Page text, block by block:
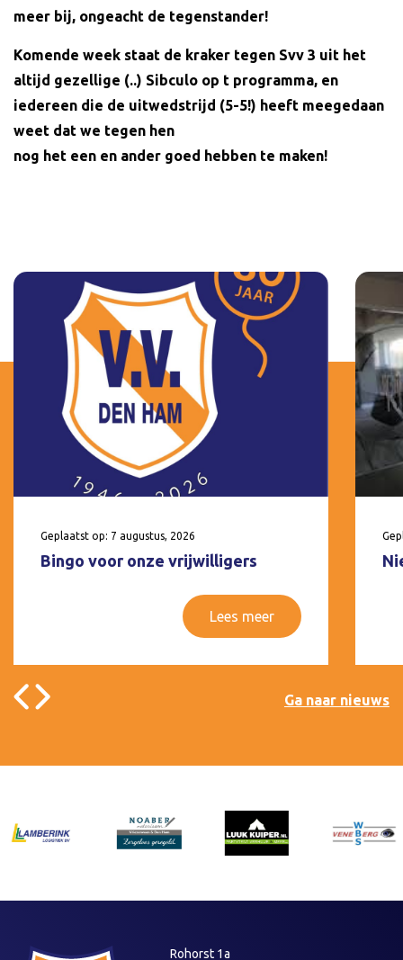
meer bij, ongeacht de tegenstander!
Komende week staat de kraker tegen Svv 3 uit het
altijd gezellige (..) Sibculo op t programma, en
iedereen die de uitwedstrijd (5-5!) heeft meegedaan
weet dat we tegen hen
nog het een en ander goed hebben te maken!
Geplaatst op: 7 augustus, 2026
Bingo voor onze vrijwilligers
Lees meer
Ga naar nieuws
Rohorst 1a